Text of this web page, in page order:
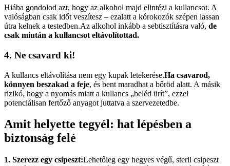
Hiába gondolod azt, hogy az alkohol majd elintézi a kullancsot. A
valóságban csak időt veszítesz – ezalatt a kórokozók szépen lassan
útra kelnek a testedben.Az alkohol inkább a sebtisztításra való, de
csak miután a kullancsot eltávolítottad.
4. Ne csavard ki!
A kullancs eltávolítása nem egy kupak letekerése.Ha csavarod,
könnyen beszakad a feje, és bent maradhat a bőröd alatt. A másik
rizikó, hogy a nyomás miatt a kullancs „beléd ürít”, ezzel
potenciálisan fertőző anyagot juttatva a szervezetedbe.
Amit helyette tegyél: hat lépésben a
biztonság felé
1. Szerezz egy csipeszt:Lehetőleg egy hegyes végű, steril csipeszt